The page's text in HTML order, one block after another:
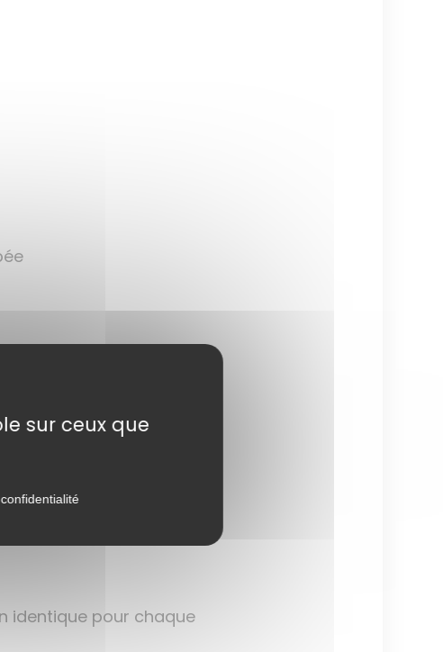
identique pour chaque
sur ceux que